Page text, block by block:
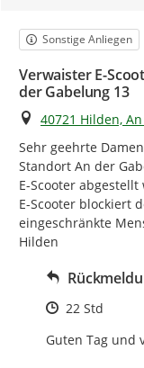
Kategorie
Sonstige Anliegen
Verwaister E-
der Gabelung 13
Ort
40721 Hilden,
Sehr geehrte
Standort An der
E-Scooter
E-Scooter blockiert
eingeschränkte
Hilden
Zeitpunkt
22 Std
Guten Tag und